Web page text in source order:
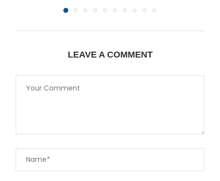
LEAVE A COMMENT